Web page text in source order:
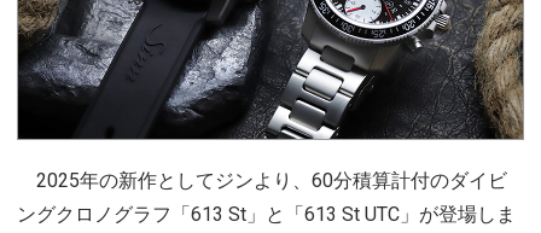
2025年の新作としてジンより、60分積算計付のダイビ
ングクロノグラフ「613 St」と「613 St UTC」が登場しま